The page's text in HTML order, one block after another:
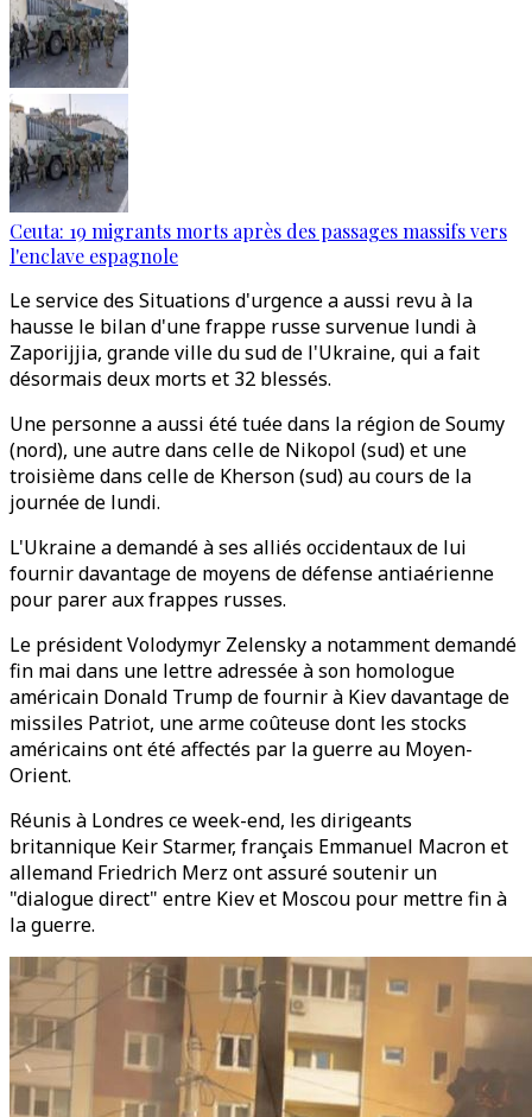
Ceuta: 19 migrants morts après des passages massifs vers
l'enclave espagnole
Le service des Situations d'urgence a aussi revu à la
hausse le bilan d'une frappe russe survenue lundi à
Zaporijjia, grande ville du sud de l'Ukraine, qui a fait
désormais deux morts et 32 blessés.
Une personne a aussi été tuée dans la région de Soumy
(nord), une autre dans celle de Nikopol (sud) et une
troisième dans celle de Kherson (sud) au cours de la
journée de lundi.
L'Ukraine a demandé à ses alliés occidentaux de lui
fournir davantage de moyens de défense antiaérienne
pour parer aux frappes russes.
Le président Volodymyr Zelensky a notamment demandé
fin mai dans une lettre adressée à son homologue
américain Donald Trump de fournir à Kiev davantage de
missiles Patriot, une arme coûteuse dont les stocks
américains ont été affectés par la guerre au Moyen-
Orient.
Réunis à Londres ce week-end, les dirigeants
britannique Keir Starmer, français Emmanuel Macron et
allemand Friedrich Merz ont assuré soutenir un
"dialogue direct" entre Kiev et Moscou pour mettre fin à
la guerre.